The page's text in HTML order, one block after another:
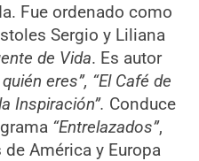
Fue ordenado como
Sergio y Liliana
de Vida. Es autor
eres”, “El Café de
Inspiración”. Conduce
“Entrelazados”,
América y Europa